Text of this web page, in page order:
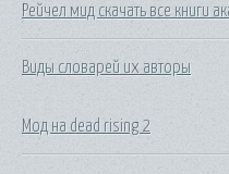
Рейчел мид скачать все книги
Виды словарей их авторы
Мод на dead rising 2